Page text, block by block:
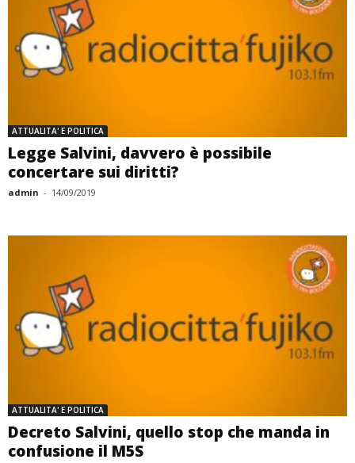
ATTUALITA' E POLITICA
Legge Salvini, davvero è possibile
concertare sui diritti?
admin - 14/09/2019
ATTUALITA' E POLITICA
Decreto Salvini, quello stop che manda in
confusione il M5S